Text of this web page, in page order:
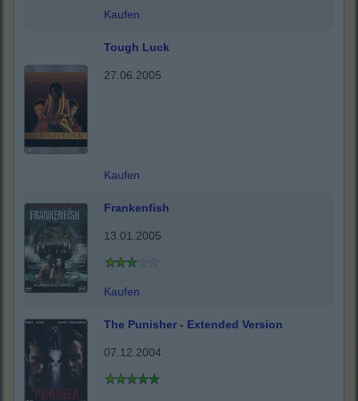
Kaufen
Tough Luck
27.06.2005
Kaufen
Frankenfish
13.01.2005
Kaufen
The Punisher - Extended Version
07.12.2004